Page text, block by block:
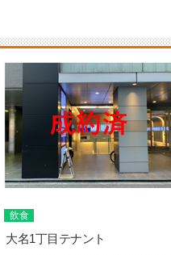
飲食
大名1丁目テナント